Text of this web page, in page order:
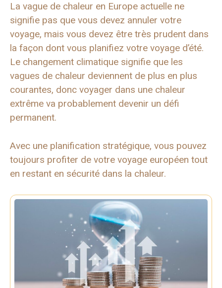
La vague de chaleur en Europe actuelle ne
signifie pas que vous devez annuler votre
voyage, mais vous devez être très prudent dans
la façon dont vous planifiez votre voyage d’été.
Le changement climatique signifie que les
vagues de chaleur deviennent de plus en plus
courantes, donc voyager dans une chaleur
extrême va probablement devenir un défi
permanent.
Avec une planification stratégique, vous pouvez
toujours profiter de votre voyage européen tout
en restant en sécurité dans la chaleur.